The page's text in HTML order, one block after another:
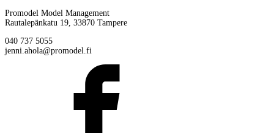
Promodel Model Management
Rautalepänkatu 19, 33870 Tampere
040 737 5055
jenni.ahola@promodel.fi